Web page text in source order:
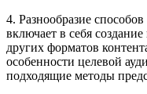
4. Разнообразие
включает в себя
других форматов
особенности целевой
подходящие методы